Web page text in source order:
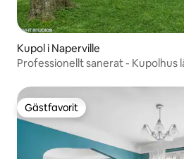
Kupol i Naperville
Professionellt sanerat - Kupolhus
Gästfavorit
Gästfavorit